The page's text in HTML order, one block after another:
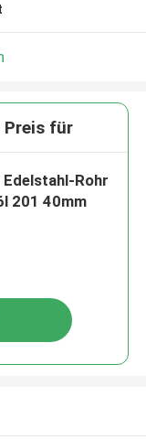
Preis für
Rohr
201 40mm